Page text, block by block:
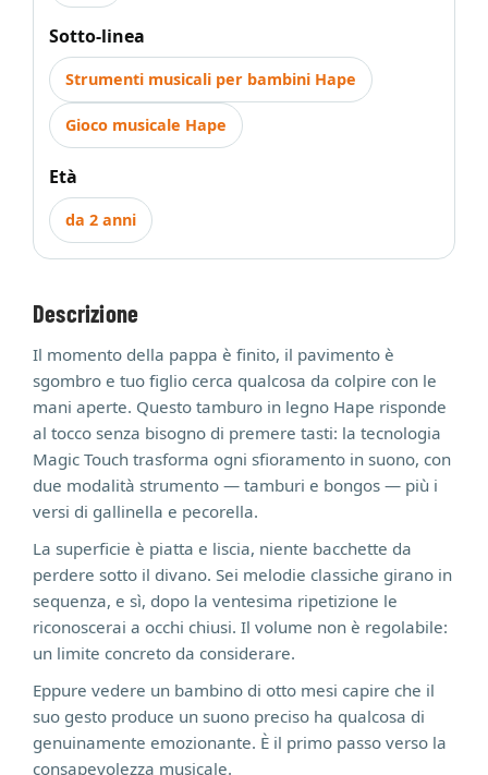
Sotto-linea
Strumenti musicali per bambini Hape
Gioco musicale Hape
Età
da 2 anni
Descrizione
Il momento della pappa è finito, il pavimento è
sgombro e tuo figlio cerca qualcosa da colpire con le
mani aperte. Questo tamburo in legno Hape risponde
al tocco senza bisogno di premere tasti: la tecnologia
Magic Touch trasforma ogni sfioramento in suono, con
due modalità strumento — tamburi e bongos — più i
versi di gallinella e pecorella.
La superficie è piatta e liscia, niente bacchette da
perdere sotto il divano. Sei melodie classiche girano in
sequenza, e sì, dopo la ventesima ripetizione le
riconoscerai a occhi chiusi. Il volume non è regolabile:
un limite concreto da considerare.
Eppure vedere un bambino di otto mesi capire che il
suo gesto produce un suono preciso ha qualcosa di
genuinamente emozionante. È il primo passo verso la
consapevolezza musicale.